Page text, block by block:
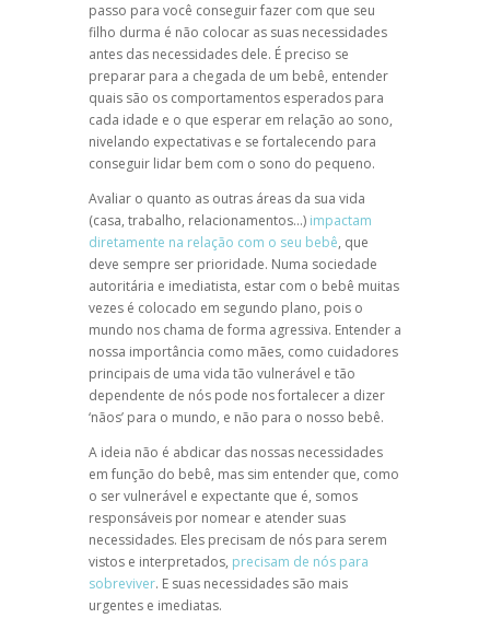
passo para você conseguir fazer com que seu
filho durma é não colocar as suas necessidades
antes das necessidades dele. É preciso se
preparar para a chegada de um bebê, entender
quais são os comportamentos esperados para
cada idade e o que esperar em relação ao sono,
nivelando expectativas e se fortalecendo para
conseguir lidar bem com o sono do pequeno.
Avaliar o quanto as outras áreas da sua vida
(casa, trabalho, relacionamentos…) impactam
diretamente na relação com o seu bebê, que
deve sempre ser prioridade. Numa sociedade
autoritária e imediatista, estar com o bebê muitas
vezes é colocado em segundo plano, pois o
mundo nos chama de forma agressiva. Entender a
nossa importância como mães, como cuidadores
principais de uma vida tão vulnerável e tão
dependente de nós pode nos fortalecer a dizer
‘nãos’ para o mundo, e não para o nosso bebê.
A ideia não é abdicar das nossas necessidades
em função do bebê, mas sim entender que, como
o ser vulnerável e expectante que é, somos
responsáveis por nomear e atender suas
necessidades. Eles precisam de nós para serem
vistos e interpretados, precisam de nós para
sobreviver. E suas necessidades são mais
urgentes e imediatas.